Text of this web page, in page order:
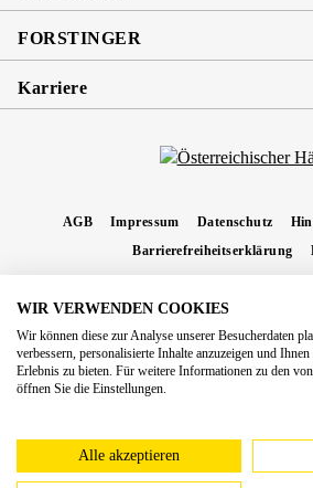
FORSTINGER
Karriere
AGB Impressum Datenschutz
Barrierefreiheitserklärung
Nachnahmegebühren, wenn nicht
Copyright 2026 Forstinger
Königstetter Straße 128 - 134/OG3,
europäschen Online-Streitbeilegungs-Plattform
WIR VERWENDEN COOKIES
Wir können diese zur Analyse unserer Besucherdaten
verbessern, personalisierte Inhalte anzuzeigen und
Erlebnis zu bieten. Für weitere Informationen zu den
öffnen Sie die Einstellungen.
Alle akzeptieren